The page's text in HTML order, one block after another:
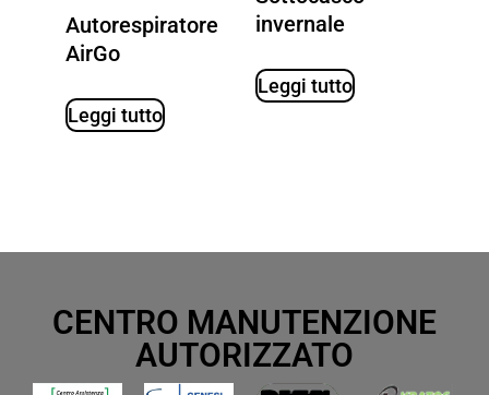
Autorespiratore
AirGo
Leggi tutto
invernale
Leggi tutto
CENTRO MANUTENZIONE
AUTORIZZATO